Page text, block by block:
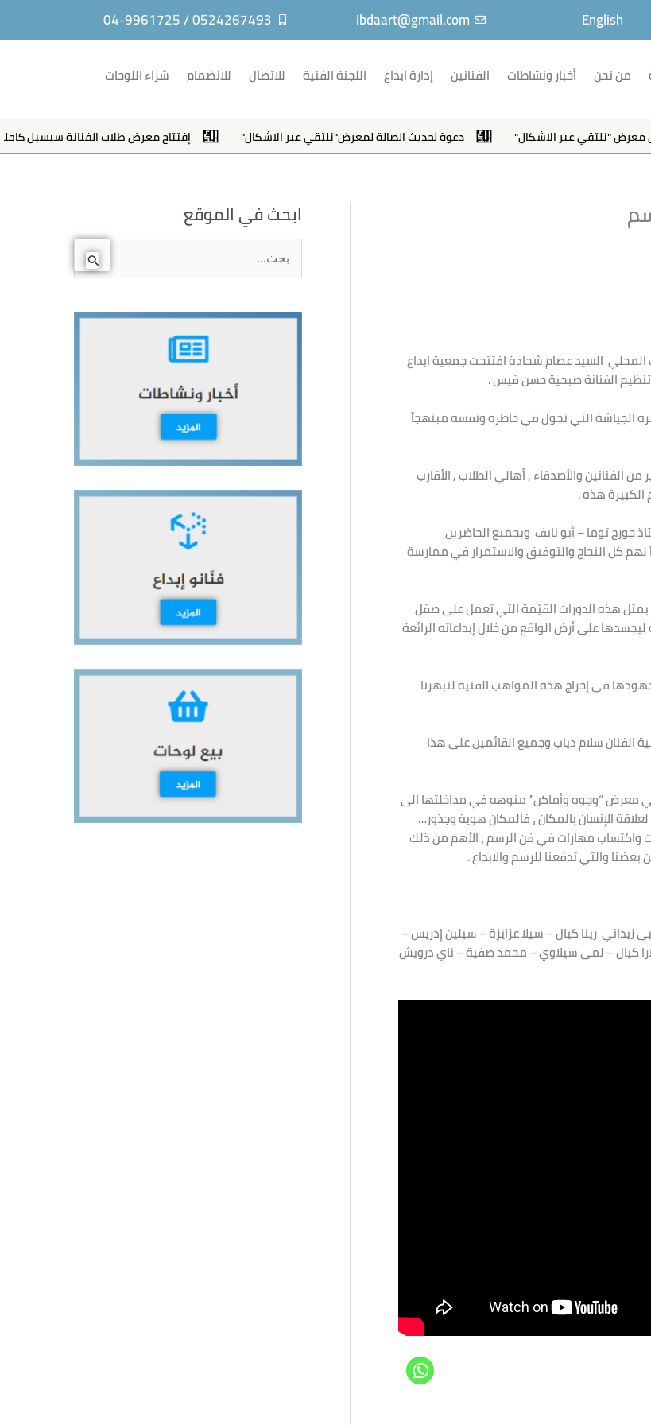
English
ibdaart@gmail.com
0524267493 / 04-9961725
من نحن أخبار ونشاطات الفنانين إدارة ابداع اللجنة الفنية للاتصال للانضمام شراء اللوحات
"نلتقي عبر الاشكال" دعوة لحديث الصالة لمعرض"نلتقي عبر الاشكال" إفتتاح معرض طلاب الفنانة سيسيل كاحلي في
السيد عصام شحادة افتتحت جمعية ابداع
الجياشة التي تجول في خاطره ونفسه مبتهجاً
الفنانين والأصدقاء , أهالي الطلاب , الأقارب
هذه .
جورج توما – أبو نايف وبجميع الحاضرين
كل النجاح والتوفيق والاستمرار في ممارسة
هذه الدورات القيّمة التي تعمل على صقل
على أرض الواقع من خلال إبداعاته الرائعة
في إخراج هذه المواهب الفنية لتبهرنا
الفنان سلام ذياب وجميع القائمين على هذا
معرض “وجوه وأماكن” منوهه في مداخلتها الى
الإنسان بالمكان ، فالمكان هوية وجذور…
واكتساب مهارات في فن الرسم ، الأهم من ذلك
والتي تدفعنا للرسم والابداع .
زيداني رينا كيال – سيلا عزايزة – سيلين إدريس –
كيال – لمى سيلاوي – محمد صفية – ناي درويش
ابحث في الموقع
ب